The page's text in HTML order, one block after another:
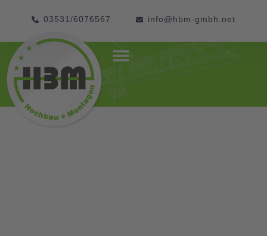
03531/6076567 info@hbm-gmbh.net